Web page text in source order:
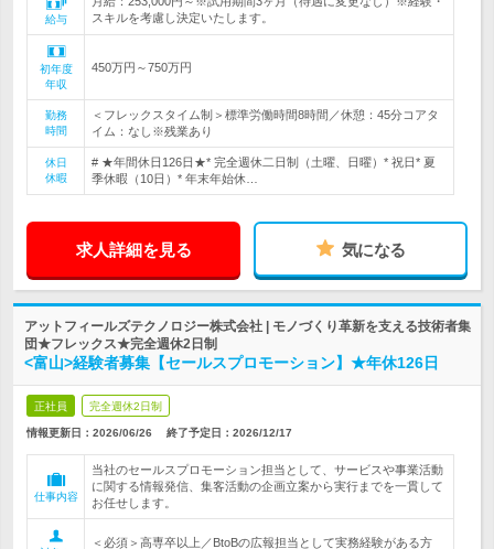
給与
スキルを考慮し決定いたします。
初年度
年収
450万円～750万円
勤務
時間
＜フレックスタイム制＞標準労働時間8時間／休憩：45分コアタ
イム：なし※残業あり
休日
休暇
# ★年間休日126日★* 完全週休二日制（土曜、日曜）* 祝日* 夏
季休暇（10日）* 年末年始休…
求人詳細を見る 気になる
アットフィールズテクノロジー株式会社 | モノづくり革新を支える技術者集
団★フレックス★完全週休2日制
<富山>経験者募集【セールスプロモーション】★年休126日
正社員 完全週休2日制
情報更新日：2026/06/26 終了予定日： 2026/12/17
仕事内容
当社のセールスプロモーション担当として、サービスや事業活動
に関する情報発信、集客活動の企画立案から実行までを一貫して
お任せします。
＜必須＞高専卒以上／BtoBの広報担当として実務経験がある方